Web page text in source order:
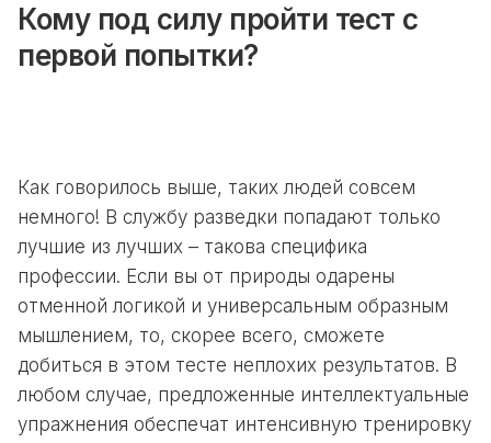
Кому под силу пройти тест с
первой попытки?
Как говорилось выше, таких людей совсем
немного! В службу разведки попадают только
лучшие из лучших – такова специфика
профессии. Если вы от природы одарены
отменной логикой и универсальным образным
мышлением, то, скорее всего, сможете
добиться в этом тесте неплохих результатов. В
любом случае, предложенные интеллектуальные
упражнения обеспечат интенсивную тренировку